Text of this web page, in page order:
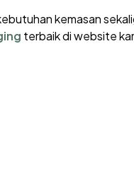
kemasan
terbaik di website